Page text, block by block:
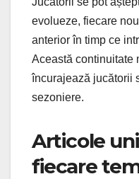
evolueze, fiecare
anterior în timp ce
Această continuitate
încurajează jucătorii
sezoniere.
Articole
fiecare